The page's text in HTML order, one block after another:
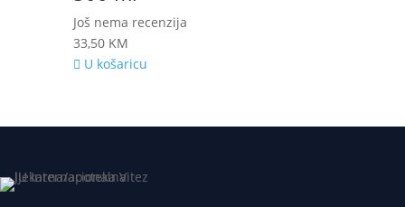
Još nema recenzija
33,50 KM
U košaricu